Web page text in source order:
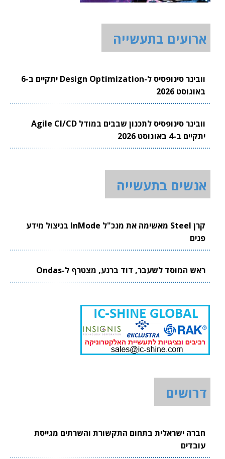
ארועים בתעשייה
וובינר סינופסיס ל-Design Optimization יתקיים ב-6
באוגוסט 2026
וובינר סינופסיס לתכנון שבבים במודל Agile CI/CD
יתקיים ב-4 באוגוסט 2026
אנשים בתעשייה
קרן Steel מאשימה את מנכ"ל InMode בניצול מידע
פנים
ראש המוסד לשעבר, דוד ברנע, מצטרף ל-Ondas
דרושים
חברה ישראלית בתחום התקשורת והשרתים מגייסת
עובדים